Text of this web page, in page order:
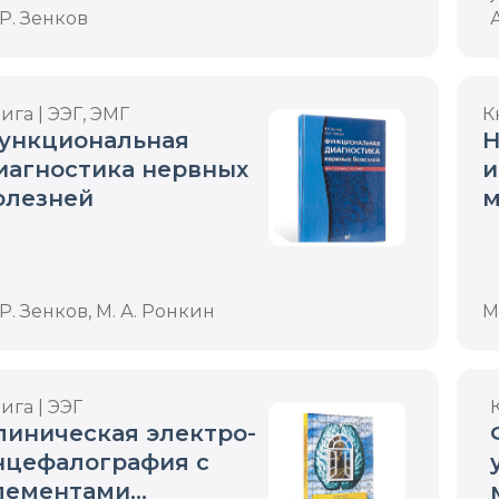
Зенков
| ЭЭГ, ЭМГ
нервных
Зенков, М. А. Ронкин
| ЭЭГ
электро­
с